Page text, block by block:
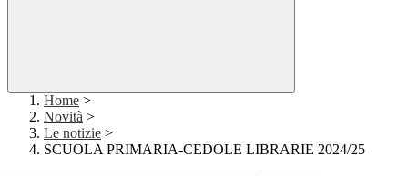
Home >
Novità >
Le notizie >
SCUOLA PRIMARIA-CEDOLE LIBRARIE 2024/25